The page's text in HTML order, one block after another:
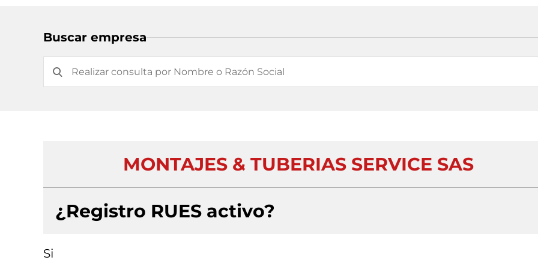
Buscar empresa
MONTAJES & TUBERIAS SERVICE SAS
¿Registro RUES activo?
Si